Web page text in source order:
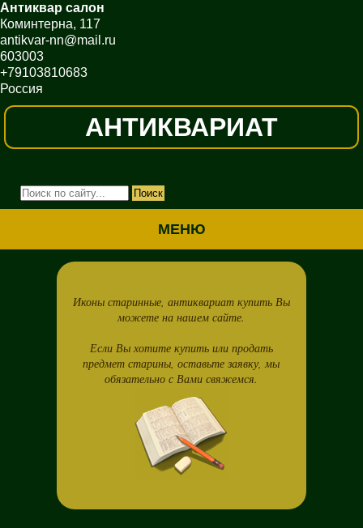
Антиквар салон
Коминтерна, 117
antikvar-nn@mail.ru
603003
+79103810683
Россия
АНТИКВАРИАТ
МЕНЮ
Иконы старинные, антиквариат купить Вы
можете на нашем сайте.
Если Вы хотите купить или продать
предмет старины, оставьте заявку, мы
обязательно с Вами свяжемся.